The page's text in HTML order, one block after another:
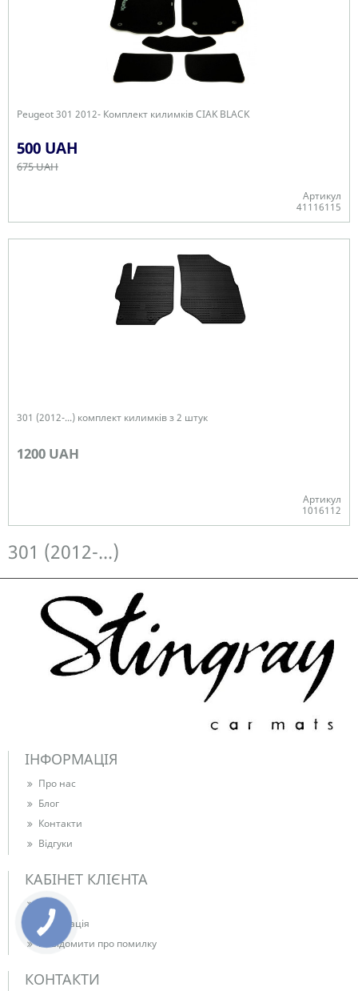
Peugeot 301 2012- Комплект килимків CIAK BLACK
500 UAH
675 UAH
Артикул
41116115
301 (2012-...) комплект килимків з 2 штук
1200 UAH
Артикул
1016112
301 (2012-...)
ІНФОРМАЦІЯ
Про нас
Блог
Контакти
Відгуки
КАБІНЕТ КЛІЄНТА
Вхід
Реєстрація
Повідомити про помилку
КОНТАКТИ